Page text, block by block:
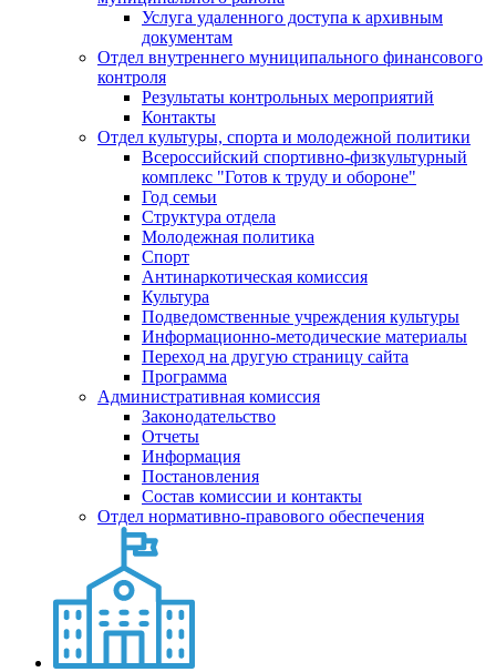
Услуга удаленного доступа к архивным
документам
Отдел внутреннего муниципального финансового
контроля
Результаты контрольных мероприятий
Контакты
Отдел культуры, спорта и молодежной политики
Всероссийский спортивно-физкультурный
комплекс "Готов к труду и обороне"
Год семьи
Структура отдела
Молодежная политика
Спорт
Антинаркотическая комиссия
Культура
Подведомственные учреждения культуры
Информационно-методические материалы
Переход на другую страницу сайта
Программа
Административная комиссия
Законодательство
Отчеты
Информация
Постановления
Состав комиссии и контакты
Отдел нормативно-правового обеспечения